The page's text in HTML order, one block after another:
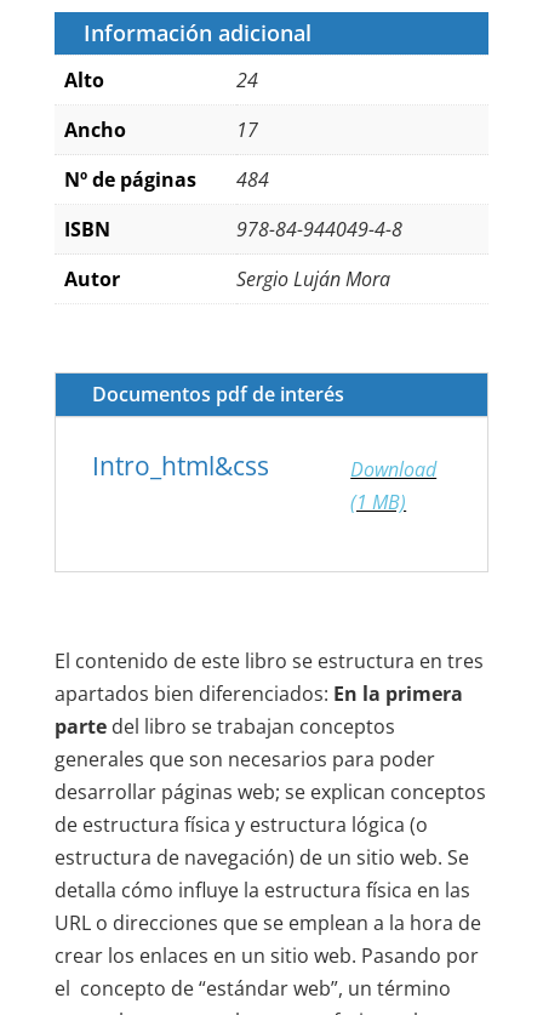
Información adicional
Alto
24
Ancho
17
Nº de páginas
484
ISBN
978-84-944049-4-8
Autor
Sergio Luján Mora
Documentos pdf de interés
Intro_html&css
Download
(1 MB)
El contenido de este libro se estructura en tres
apartados bien diferenciados: En la primera
partedel libro se trabajan conceptos
generales que son necesarios para poder
desarrollar páginas web; se explican conceptos
de estructura física y estructura lógica (o
estructura de navegación) de un sitio web. Se
detalla cómo influye la estructura física en las
URL o direcciones que se emplean a la hora de
crear los enlaces en un sitio web. Pasando por
el concepto de “estándar web”, un término